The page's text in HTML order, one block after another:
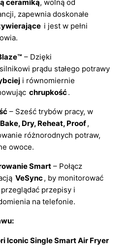
ceramiką, wolną od
zapewnia doskonałe
i jest w pełni
– Dzięki
prądu stałego potrawy
i równomiernie
chrupkość.
– Sześć trybów pracy, w
Dry, Reheat, Proof,
różnorodnych potraw,
owoce.
Smart – Połącz
VeSync, by monitorować
przepisy i
na telefonie.
Iconic Single Smart Air Fryer